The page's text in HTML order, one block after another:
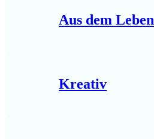
Aus dem Leben
Kreativ